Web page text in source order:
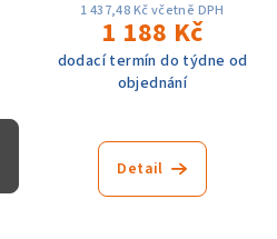
1 437,48 Kč včetně DPH
1 188 Kč
dodací termín do týdne od
objednání
Detail